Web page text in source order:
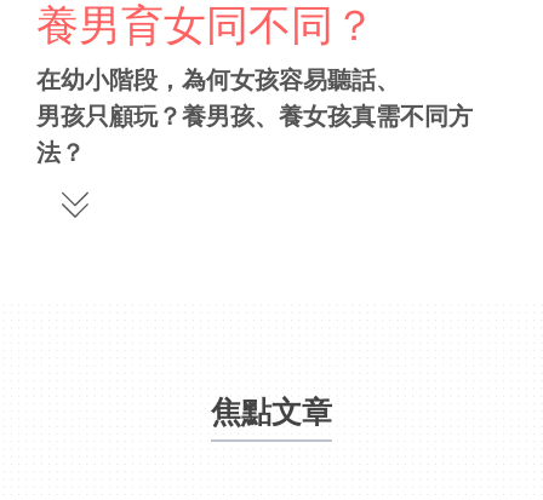
養男育女同不同？
在幼小階段，為何女孩容易聽話、
男孩只顧玩？養男孩、養女孩真需不同方
法？
焦點文章